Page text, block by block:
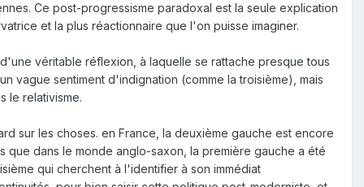
Ce post-progressisme paradoxal est la seule explication
et la plus réactionnaire que l'on puisse imaginer.
véritable réflexion, à laquelle se rattache presque tous
vague sentiment d'indignation (comme la troisième), mais
le relativisme.
sur les choses. en France, la deuxième gauche est encore
dans le monde anglo-saxon, la première gauche a été
qui cherchent à l'identifier à son immédiat